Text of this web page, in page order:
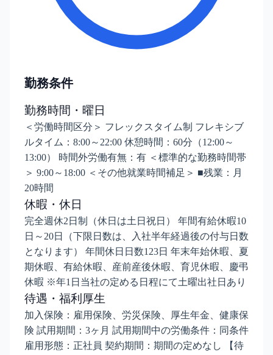
勤務条件
勤務時間・曜日
＜労働時間区分＞ フレックスタイム制 フレキシブ
ルタイム：8:00～22:00 休憩時間：60分（12:00～
13:00） 時間外労働有無：有 ＜標準的な勤務時間帯
＞ 9:00～18:00 ＜その他就業時間補足＞ ■残業：月
20時間
休暇・休日
完全週休2日制（休日は土日祝日） 年間有給休暇10
日～20日（下限日数は、入社半年経過後の付与日数
となります） 年間休日日数123日 年末年始休暇、夏
期休暇、有給休暇、産前産後休暇、育児休暇、慶弔
休暇 ※年1日当社の定める日程にて土曜出社日あり
待遇・福利厚生
加入保険：雇用保険、労災保険、厚生年金、健康保
険 試用期間：3ヶ月 試用期間中の労働条件：同条件
雇用形態：正社員 契約期間：期間の定めなし 【待